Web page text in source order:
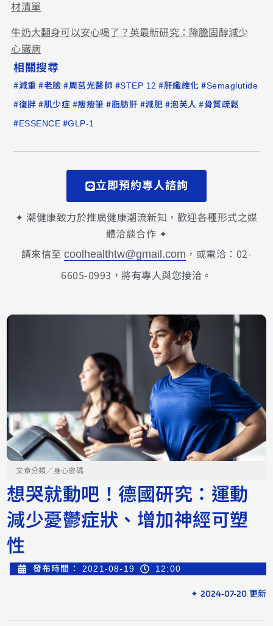
材清單
牛奶大翻身可以安心喝了？英最新研究：降膽固醇減少
心臟病
相關搜尋
#減重 #老臉 #周莒光醫師 #STEP 12 #肝纖維化 #Semaglutide
#復胖 #肌少症 #瘦瘦筆 #脂肪肝 #減肥 #泡芙人 #骨質疏鬆
#ESSENCE #GLP-1
立即預約專人諮詢
✦ 潮健康致力於推廣健康潮流新知，歡迎各種形式之媒
體洽談合作 ✦
請來信至coolhealthtw@gmail.com ，或電洽：02-
6605-0993，將有專人與您接洽。
文章分類／身心密碼
想哭就動吧！德國研究：運動
減少憂鬱症狀、增加神經可塑
性
發布時間： 2021-08-19 12:00
✦ 2024-07-20 更新